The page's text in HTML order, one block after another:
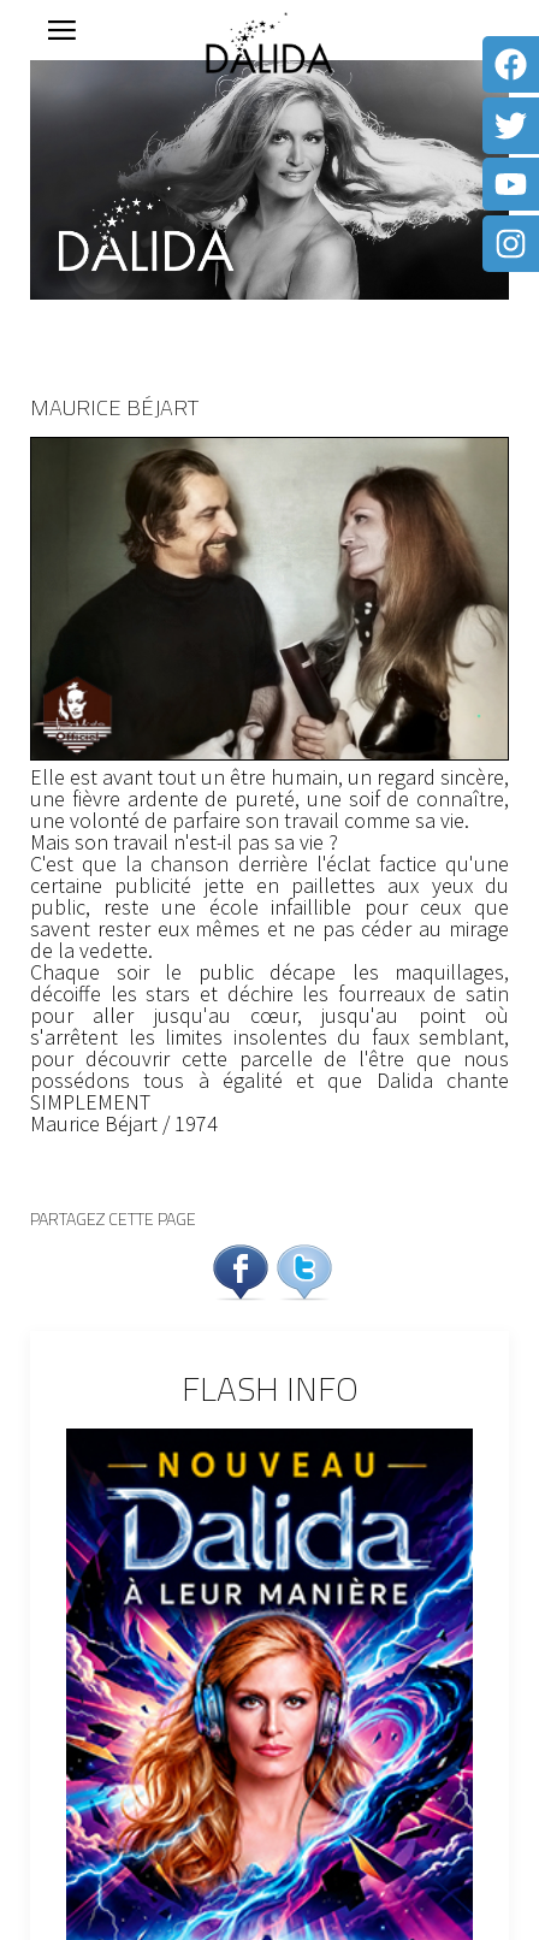
MAURICE BÉJART
Elle est avant tout un être humain, un regard sincère,
une fièvre ardente de pureté, une soif de connaître,
une volonté de parfaire son travail comme sa vie.
Mais son travail n'est-il pas sa vie ?
C'est que la chanson derrière l'éclat factice qu'une
certaine publicité jette en paillettes aux yeux du
public, reste une école infaillible pour ceux que
savent rester eux mêmes et ne pas céder au mirage
de la vedette.
Chaque soir le public décape les maquillages,
décoiffe les stars et déchire les fourreaux de satin
pour aller jusqu'au cœur, jusqu'au point où
s'arrêtent les limites insolentes du faux semblant,
pour découvrir cette parcelle de l'être que nous
possédons tous à égalité et que Dalida chante
SIMPLEMENT
Maurice Béjart / 1974
PARTAGEZ CETTE PAGE
FLASH INFO